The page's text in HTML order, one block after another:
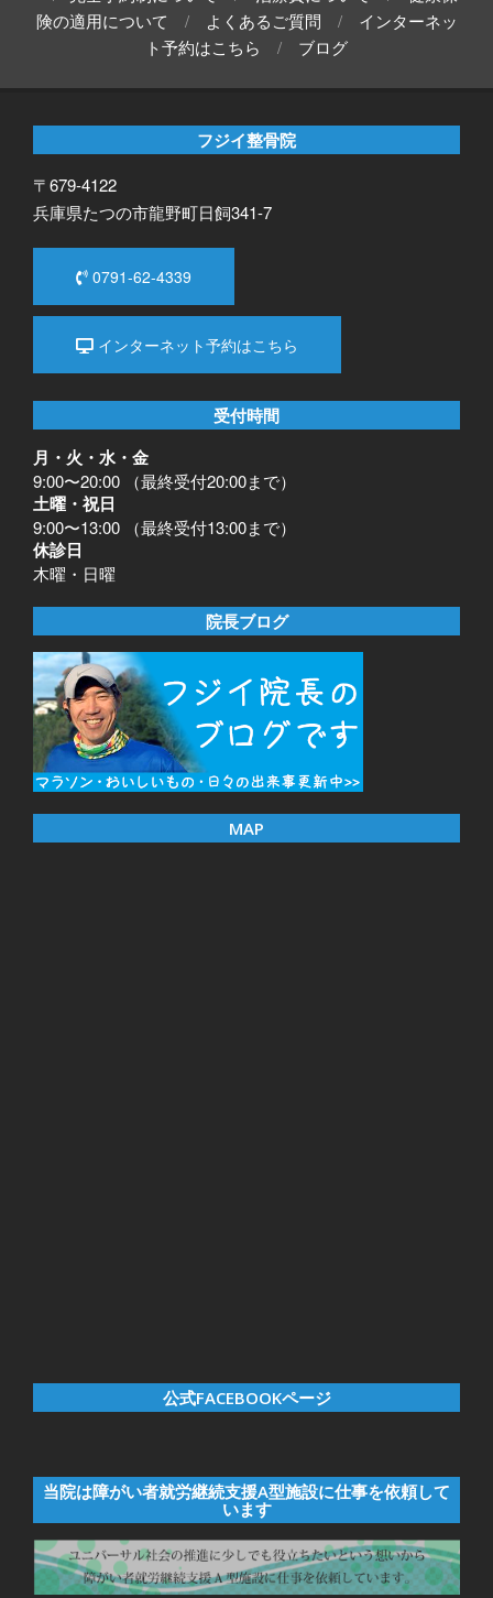
険の適用について
よくあるご質問
インターネッ
ト予約はこちら
ブログ
フジイ整骨院
〒679-4122
兵庫県たつの市龍野町日飼341-7
0791-62-4339
インターネット予約はこちら
受付時間
月・火・水・金
9:00〜20:00 （最終受付20:00まで）
土曜・祝日
9:00〜13:00 （最終受付13:00まで）
休診日
木曜・日曜
院長ブログ
MAP
公式FACEBOOKページ
当院は障がい者就労継続支援A型施設に仕事を依頼して
います